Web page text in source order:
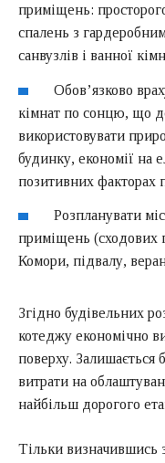
приміщень:
спалень з
санвузлів і ванної
Обов’язково
кімнат по сонцю, що
використовувати
будинку, економії на
позитивних факторах
Розпланувати
приміщень (сходових
Комори, підвалу,
Згідно будівельних
котеджу економічно
поверху. Залишається
витрати на
найбільш дорогого
Тільки визначившись